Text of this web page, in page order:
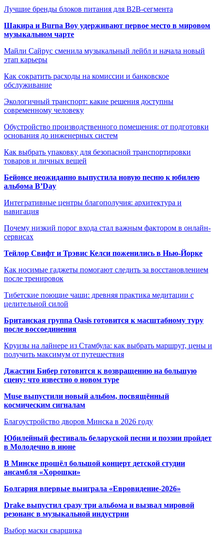
Лучшие бренды блоков питания для B2B-сегмента
Шакира и Burna Boy удерживают первое место в мировом
музыкальном чарте
Майли Сайрус сменила музыкальный лейбл и начала новый
этап карьеры
Как сократить расходы на комиссии и банковское
обслуживание
Экологичный транспорт: какие решения доступны
современному человеку
Обустройство производственного помещения: от подготовки
основания до инженерных систем
Как выбрать упаковку для безопасной транспортировки
товаров и личных вещей
Бейонсе неожиданно выпустила новую песню к юбилею
альбома B’Day
Интегративные центры благополучия: архитектура и
навигация
Почему низкий порог входа стал важным фактором в онлайн-
сервисах
Тейлор Свифт и Трэвис Келси поженились в Нью-Йорке
Как носимые гаджеты помогают следить за восстановлением
после тренировок
Тибетские поющие чаши: древняя практика медитации с
целительной силой
Британская группа Oasis готовится к масштабному туру
после воссоединения
Круизы на лайнере из Стамбула: как выбрать маршрут, цены и
получить максимум от путешествия
Джастин Бибер готовится к возвращению на большую
сцену: что известно о новом туре
Muse выпустили новый альбом, посвящённый
космическим сигналам
Благоустройство дворов Минска в 2026 году
Юбилейный фестиваль беларуской песни и поэзии пройдет
в Молодечно в июне
В Минске прошёл большой концерт детской студии
ансамбля «Хорошки»
Болгария впервые выиграла «Евровидение-2026»
Drake выпустил сразу три альбома и вызвал мировой
резонанс в музыкальной индустрии
Выбор маски сварщика